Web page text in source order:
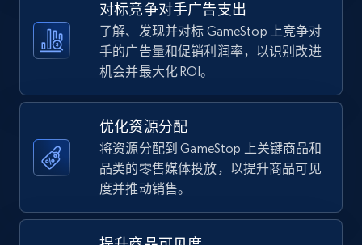
using sku numbers
URL, Final price, Sku, Currency, Gtin,
Specifications, Image urls, Top reviews, and
875+
TikTok Shop
URL, Title, Available, Description, Currency, Initial
price, Final price, Discount percent, and more.
对标竞争对手广告支出
了解、发现并对标 GameStop 上竞争对
手的广告量和促销利润率，以识别改进
机会并最大化 ROI。
优化资源分配
将资源分配到 GameStop 上关键商品和
品类的零售媒体投放，以提升商品可见
度并推动销售。